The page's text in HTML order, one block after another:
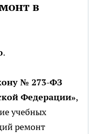
в
.
№ 273-ФЗ
Федерации»,
учебных
ремонт